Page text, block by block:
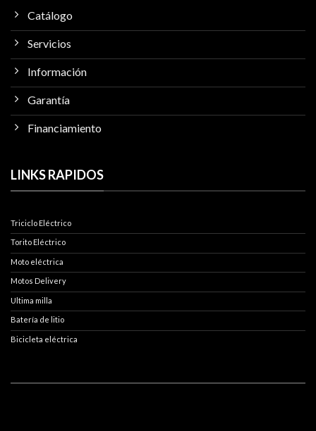
Catálogo
Servicios
Información
Garantía
Financiamiento
LINKS RAPIDOS
Triciclo Eléctrico
Torito Eléctrico
Moto eléctrica
Motos Delivery
Ultima milla
Batería de litio
Bicicleta eléctrica